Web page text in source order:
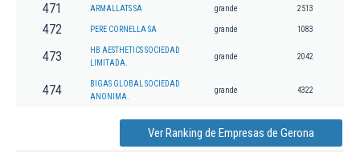
471 ARMALLATS SA grande 2513
472 PERE CORNELLA SA grande 1083
473
HB AESTHETICS SOCIEDAD
LIMITADA.
grande 2042
474
BIGAS GLOBAL SOCIEDAD
ANONIMA.
grande 4322
Ver Ranking de Empresas de Gerona